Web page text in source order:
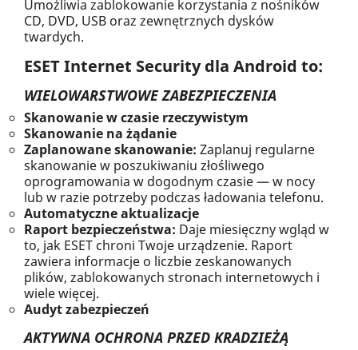
Umożliwia zablokowanie korzystania z nośników
CD, DVD, USB oraz zewnętrznych dysków
twardych.
ESET Internet Security dla Android to:
WIELOWARSTWOWE ZABEZPIECZENIA
Skanowanie w czasie rzeczywistym
Skanowanie na żądanie
Zaplanowane skanowanie: Zaplanuj regularne
skanowanie w poszukiwaniu złośliwego
oprogramowania w dogodnym czasie — w nocy
lub w razie potrzeby podczas ładowania telefonu.
Automatyczne aktualizacje
Raport bezpieczeństwa: Daje miesięczny wgląd w
to, jak ESET chroni Twoje urządzenie. Raport
zawiera informacje o liczbie zeskanowanych
plików, zablokowanych stronach internetowych i
wiele więcej.
Audyt zabezpieczeń
AKTYWNA OCHRONA PRZED KRADZIEŻĄ